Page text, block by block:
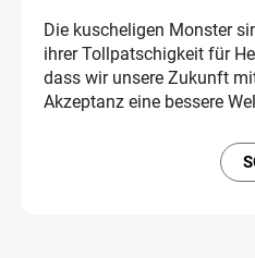
Die kuscheligen Monster
ihrer Tollpatschigkeit für
dass wir unsere Zukunft
Akzeptanz eine bessere